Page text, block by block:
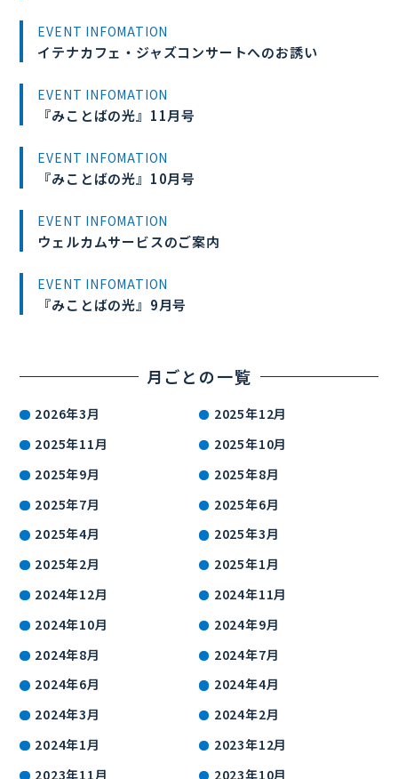
EVENT INFOMATION
イテナカフェ・ジャズコンサートへのお誘い
EVENT INFOMATION
『みことばの光』11月号
EVENT INFOMATION
『みことばの光』10月号
EVENT INFOMATION
ウェルカムサービスのご案内
EVENT INFOMATION
『みことばの光』9月号
月ごとの一覧
2026年3月
2025年12月
2025年11月
2025年10月
2025年9月
2025年8月
2025年7月
2025年6月
2025年4月
2025年3月
2025年2月
2025年1月
2024年12月
2024年11月
2024年10月
2024年9月
2024年8月
2024年7月
2024年6月
2024年4月
2024年3月
2024年2月
2024年1月
2023年12月
2023年11月
2023年10月